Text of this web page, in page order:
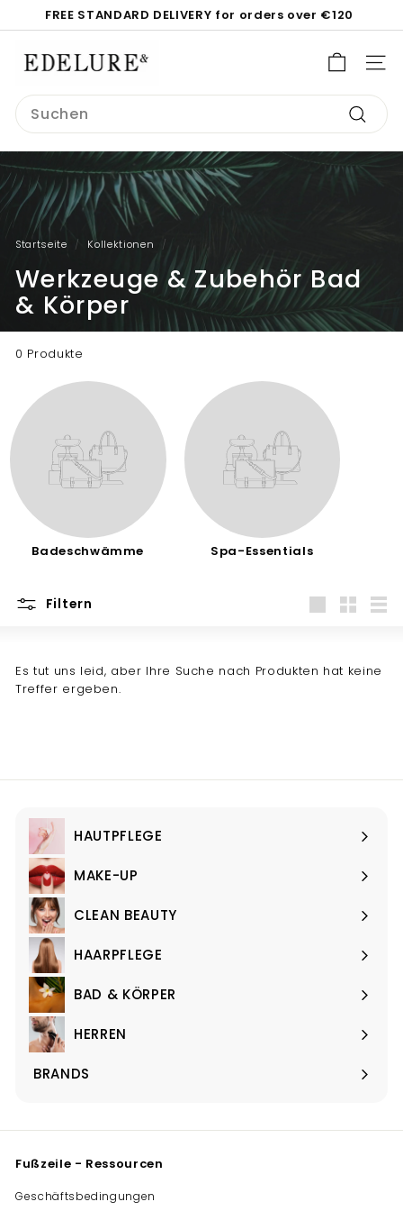
zum
Pause
FREE STANDARD DELIVERY for orders over €120
E
d
e
l
u
r
e.
c
o
Search
Suchen
Startseite / Kollektionen /
Werkzeuge & Zubehör Bad
& Körper
0 Produkte
Badeschwämme Spa-Essentials
Filtern
Es tut uns leid, aber Ihre Suche nach Produkten hat keine
Treffer ergeben.
HAUTPFLEGE
Menü
maximieren
MAKE-UP
Menü
maximierenCLEAN BEAUTY
Menü
maximieren
HAARPFLEGE
Menü
maximierenBAD & KÖRPER
Menü
maximieren
HERREN
Menü
maximieren
BRANDS
Menü
Fußzeile - Ressourcen
Geschäftsbedingungen